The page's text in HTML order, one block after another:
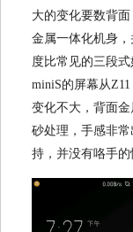
大的变化要数背
金属一体化机身，
度比常见的三段
miniS的屏幕从
变化不大，背面
砂处理，手感非
持，并没有咯手的